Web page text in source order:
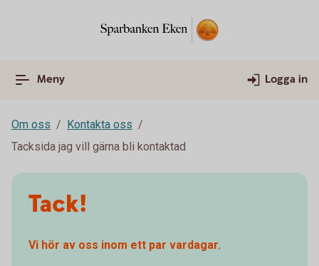
Meny Logga in
Om oss
Kontakta oss
Tacksida jag vill gärna bli kontaktad
Tack!
Vi hör av oss inom ett par vardagar.